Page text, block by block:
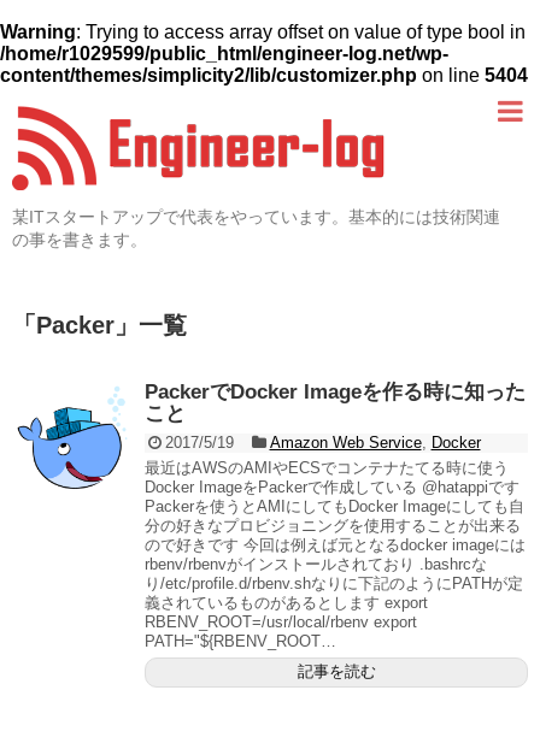
Warning: Trying to access array offset on value of type bool in
/home/r1029599/public_html/engineer-log.net/wp-
content/themes/simplicity2/lib/customizer.php on line 5404
某ITスタートアップで代表をやっています。基本的には技術関連
の事を書きます。
「 Packer 」 一覧
PackerでDocker Imageを作る時に知った
こと
2017/5/19 Amazon Web Service,
Docker
最近はAWSのAMIやECSでコンテナたてる時に使う
Docker ImageをPackerで作成している @hatappiです
Packerを使うとAMIにしてもDocker Imageにしても自
分の好きなプロビジョニングを使用することが出来る
ので好きです 今回は例えば元となるdocker imageには
rbenv/rbenvがインストールされており .bashrcな
り/etc/profile.d/rbenv.shなりに下記のようにPATHが定
義されているものがあるとします export
RBENV_ROOT=/usr/local/rbenv export
PATH="${RBENV_ROOT…
記事を読む